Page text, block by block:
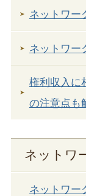
ネットワー
ネットワー
権利収入に
の注意点も
ネットワ
ネットワー